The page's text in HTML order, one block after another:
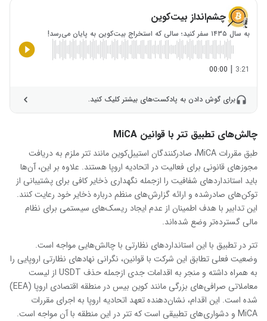
چشم‌انداز بیت‌کوین
به سال ۱۴۳۵ سفر کنید؛ سالی که استخراج بیت‌کوین به پایان می‌رسد!
3:21
|
00:00
برای گوش دادن به پادکست‌های بیشتر کلیک کنید.
چالش‌های تطبیق تتر با قوانین MiCA
طبق مقررات MiCA، صادرکنندگان استیبل‌کوین مانند تتر ملزم به دریافت
مجوزهای قانونی برای فعالیت در اتحادیه اروپا هستند. علاوه بر این، آن‌ها
باید استانداردهای شفافیت را ازجمله نگهداری ذخایر کافی برای پشتیبانی از
توکن‌های صادرشده و ارائه گزارش‌های منظم درباره ذخایر خود رعایت کنند.
این تدابیر با هدف اطمینان از عدم ایجاد ریسک‌های سیستمی برای نظام
مالی گسترده‌تر وضع شده‌اند.
تتر در تطبیق با این استانداردهای نظارتی با چالش‌هایی مواجه است.
وضعیت فعلی تطابق این شرکت با قوانین، نگرانی نهادهای نظارتی اروپایی را
به همراه داشته و منجر به اقدامات جدی‌ ازجمله حذف USDT از لیست
معاملاتی صرافی‌های بزرگی مانند کوین ‌بیس در منطقه اقتصادی اروپا (EEA)
شده است. این اقدام، نشان‌دهنده تعهد اتحادیه اروپا به اجرای مقررات
MiCA و دشواری‌های تطبیقی است که تتر در این منطقه با آن مواجه است.